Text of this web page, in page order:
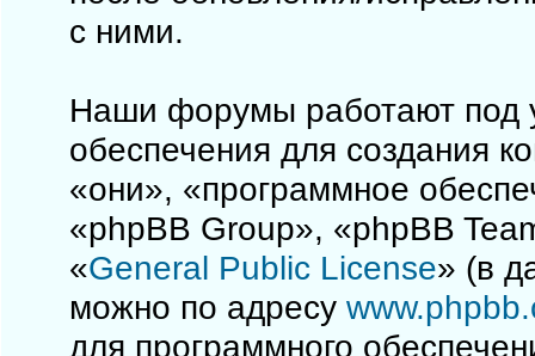
с ними.
Наши форумы работают под
обеспечения для создания
«они», «программное
«phpBB Group», «phpBB
«General Public License» (в
можно по адресу
для программного